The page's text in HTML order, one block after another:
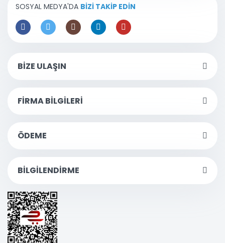
SOSYAL MEDYA'DA BİZİ TAKİP EDİN
BİZE ULAŞIN
FİRMA BİLGİLERİ
ÖDEME
BİLGİLENDİRME